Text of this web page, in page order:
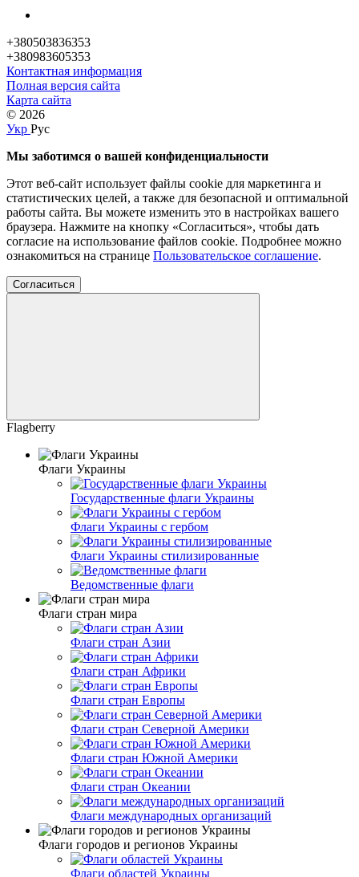
+380503836353
+380983605353
Контактная информация
Полная версия сайта
Карта сайта
© 2026
Укр Рус
Мы заботимся о вашей конфиденциальности
Этот веб-сайт использует файлы cookie для маркетинга и
статистических целей, а также для безопасной и оптимальной
работы сайта. Вы можете изменить это в настройках вашего
браузера. Нажмите на кнопку «Согласиться», чтобы дать
согласие на использование файлов cookie. Подробнее можно
ознакомиться на странице Пользовательское соглашение.
Согласиться
Flagberry
Флаги Украины
Государственные флаги Украины
Флаги Украины с гербом
Флаги Украины стилизированные
Ведомственные флаги
Флаги стран мира
Флаги стран Азии
Флаги стран Африки
Флаги стран Европы
Флаги стран Северной Америки
Флаги стран Южной Америки
Флаги стран Океании
Флаги международных организаций
Флаги городов и регионов Украины
Флаги областей Украины